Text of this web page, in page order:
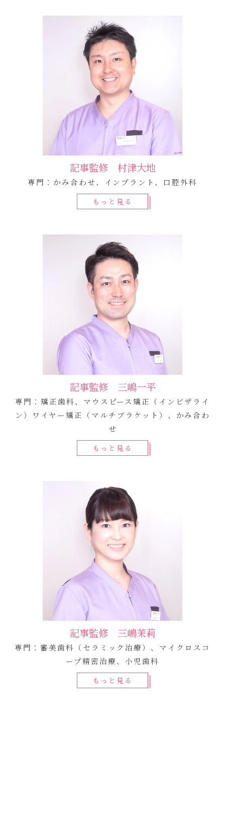
記事監修 村津大地
専門：かみ合わせ、インプラント、口腔外科
もっと見る
記事監修 三嶋一平
専門：矯正歯科、マウスピース矯正（インビザライ
ン）ワイヤー矯正（マルチブラケット）、かみ合わ
せ
もっと見る
記事監修 三嶋茉莉
専門：審美歯科（セラミック治療）、マイクロスコ
ープ精密治療、小児歯科
もっと見る